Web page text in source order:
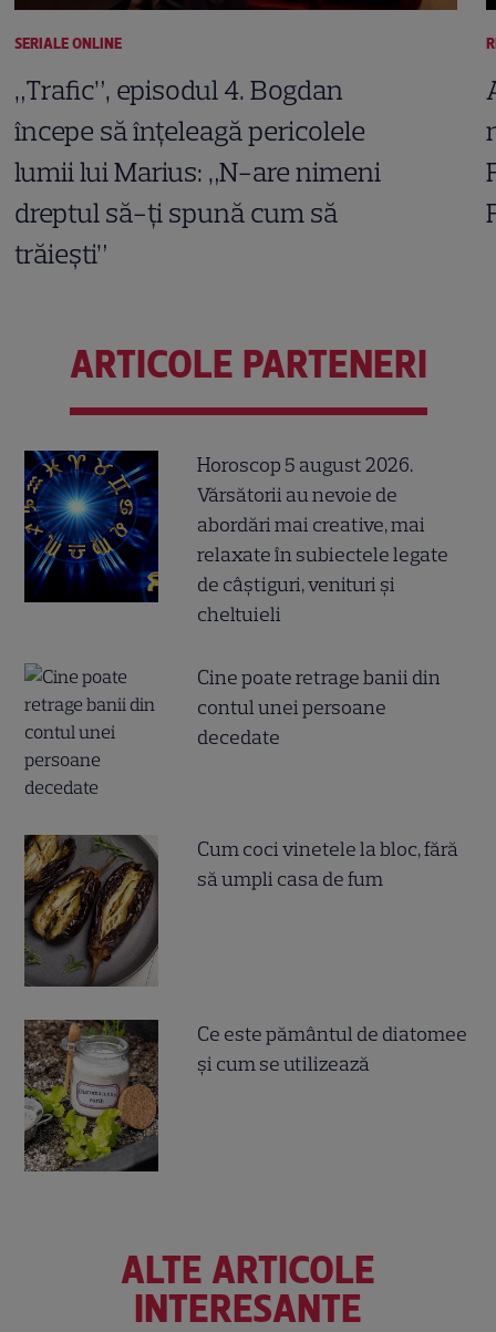
SERIALE ONLINE
„Trafic”, episodul 4. Bogdan
începe să înțeleagă pericolele
lumii lui Marius: „N-are nimeni
dreptul să-ți spună cum să
trăiești”
ARTICOLE PARTENERI
Horoscop 5 august 2026.
Vărsătorii au nevoie de
abordări mai creative, mai
relaxate în subiectele legate
de câștiguri, venituri și
cheltuieli
Cine poate retrage banii din
contul unei persoane
decedate
Cum coci vinetele la bloc, fără
să umpli casa de fum
Ce este pământul de diatomee
și cum se utilizează
ALTE ARTICOLE
INTERESANTE